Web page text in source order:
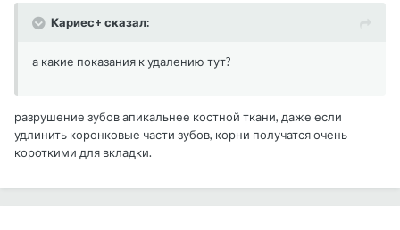
Кариес+ сказал:
а какие показания к удалению тут?
разрушение зубов апикальнее костной ткани, даже если
удлинить коронковые части зубов, корни получатся очень
короткими для вкладки.